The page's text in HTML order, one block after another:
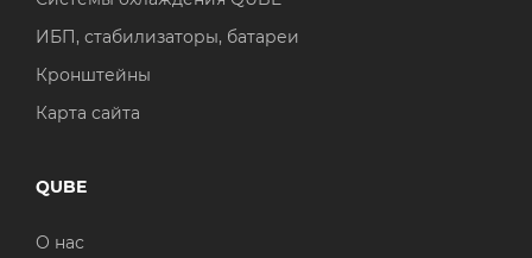
ИБП, стабилизаторы, батареи
Кронштейны
Карта сайта
QUBE
О нас